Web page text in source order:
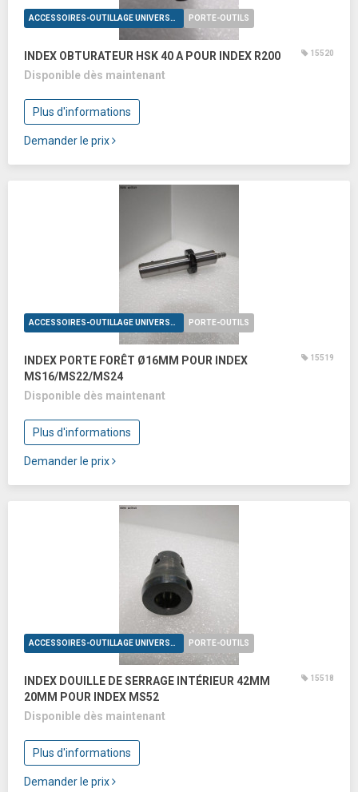
ACCESSOIRES-OUTILLAGE UNIVERSELS PORTE-OUTILS
INDEX OBTURATEUR HSK 40 A POUR INDEX R200 15520
Disponible dès maintenant
Plus d'informations
Demander le prix
ACCESSOIRES-OUTILLAGE UNIVERSELS PORTE-OUTILS
INDEX PORTE FORÊT Ø16MM POUR INDEX
MS16/MS22/MS24
15519
Disponible dès maintenant
Plus d'informations
Demander le prix
ACCESSOIRES-OUTILLAGE UNIVERSELS PORTE-OUTILS
INDEX DOUILLE DE SERRAGE INTÉRIEUR 42MM
20MM POUR INDEX MS52
15518
Disponible dès maintenant
Plus d'informations
Demander le prix